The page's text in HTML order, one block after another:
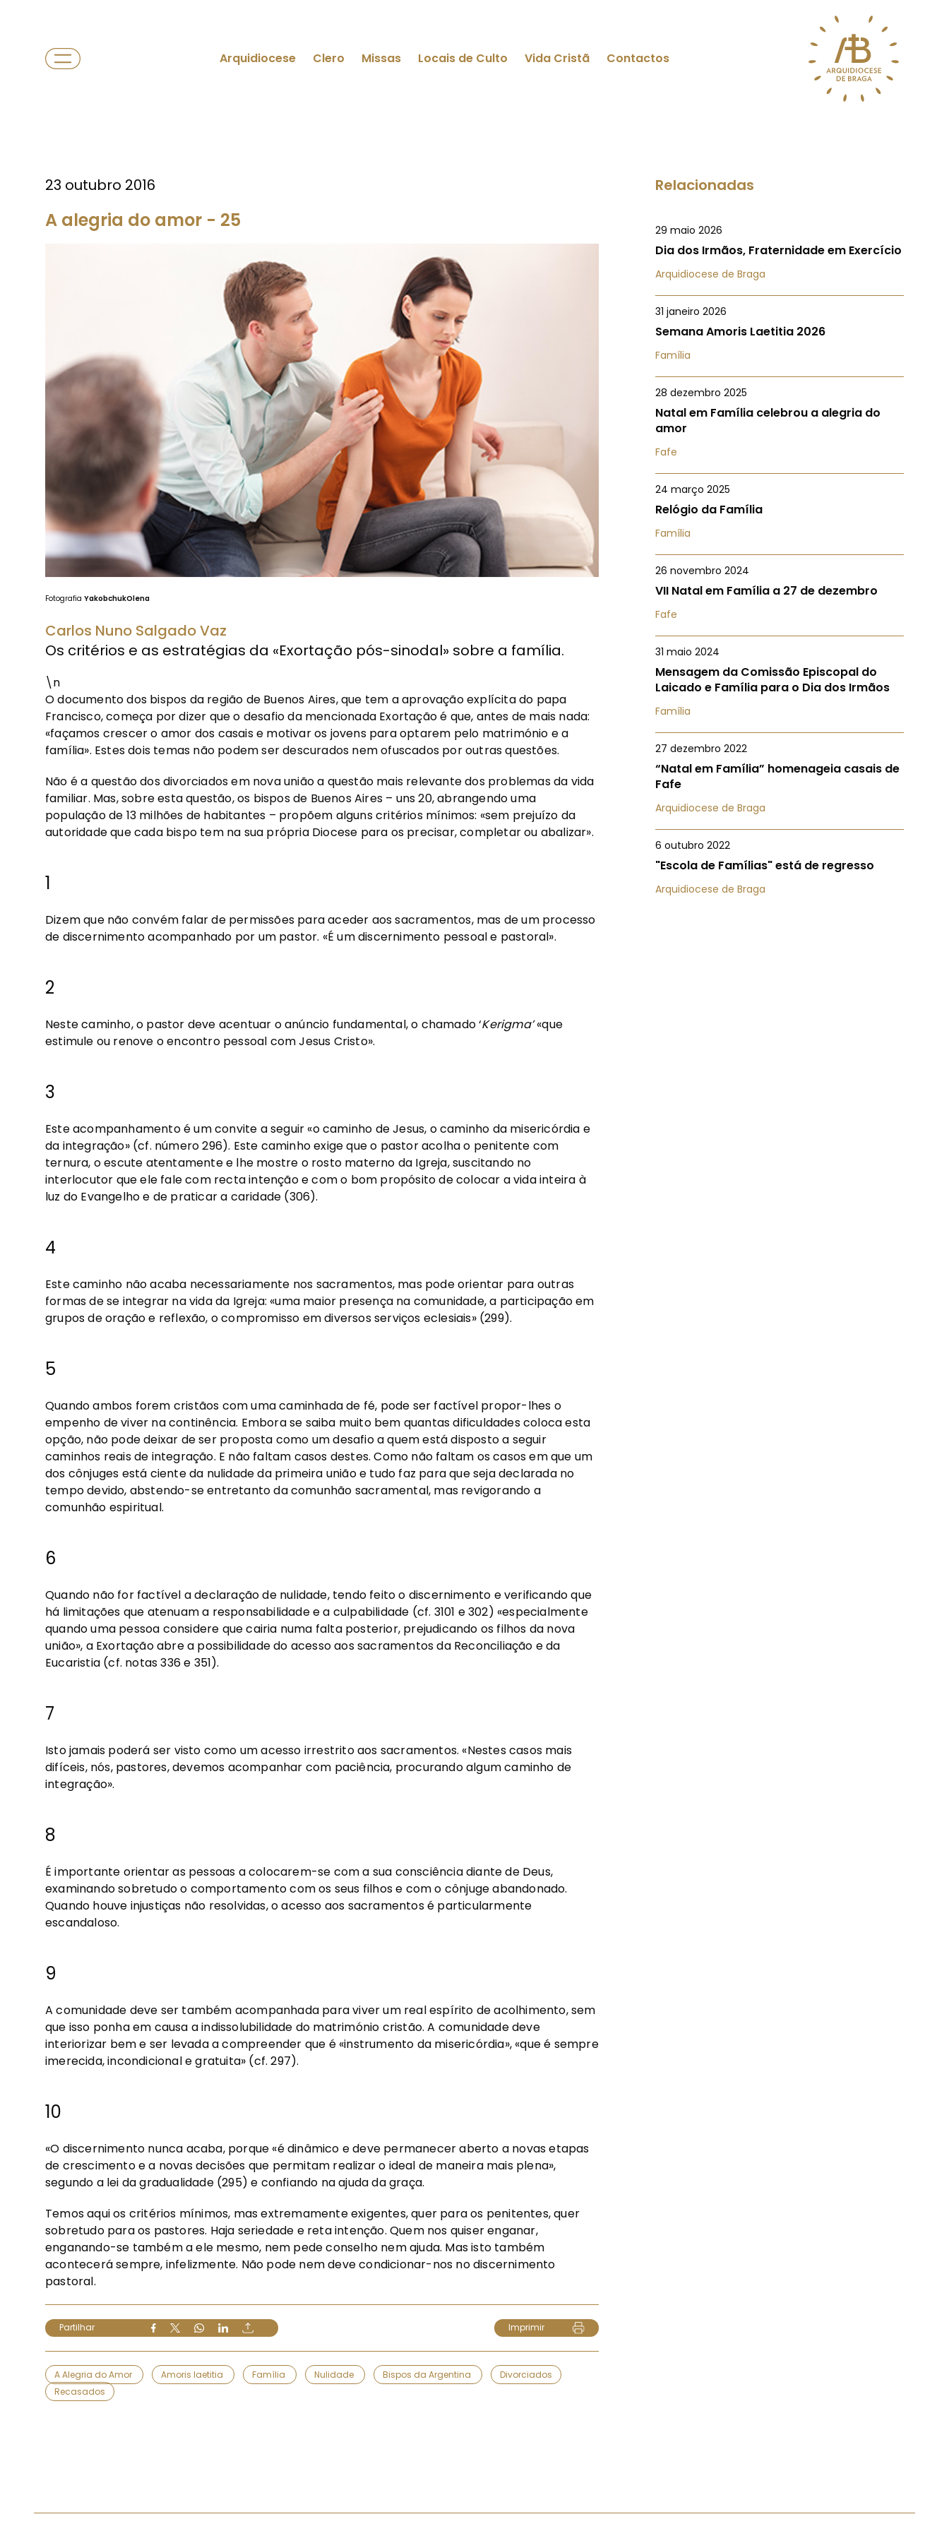
Arquidiocese Clero Missas Locais de Culto Vida Cristã Contactos
23 outubro 2016
A alegria do amor - 25
Fotografia YakobchukOlena
Carlos Nuno Salgado Vaz
Os critérios e as estratégias da «Exortação pós-sinodal» sobre a família.
\n
O documento dos bispos da região de Buenos Aires, que tem a aprovação explícita do papa
Francisco, começa por dizer que o desafio da mencionada Exortação é que, antes de mais nada:
«façamos crescer o amor dos casais e motivar os jovens para optarem pelo matrimónio e a
família». Estes dois temas não podem ser descurados nem ofuscados por outras questões.
Não é a questão dos divorciados em nova união a questão mais relevante dos problemas da vida
familiar. Mas, sobre esta questão, os bispos de Buenos Aires – uns 20, abrangendo uma
população de 13 milhões de habitantes – propõem alguns critérios mínimos: «sem prejuízo da
autoridade que cada bispo tem na sua própria Diocese para os precisar, completar ou abalizar».
1
Dizem que não convém falar de permissões para aceder aos sacramentos, mas de um processo
de discernimento acompanhado por um pastor. «É um discernimento pessoal e pastoral».
2
Neste caminho, o pastor deve acentuar o anúncio fundamental, o chamado ‘Kerigma’«que
estimule ou renove o encontro pessoal com Jesus Cristo».
3
Este acompanhamento é um convite a seguir «o caminho de Jesus, o caminho da misericórdia e
da integração» (cf. número 296). Este caminho exige que o pastor acolha o penitente com
ternura, o escute atentamente e lhe mostre o rosto materno da Igreja, suscitando no
interlocutor que ele fale com recta intenção e com o bom propósito de colocar a vida inteira à
luz do Evangelho e de praticar a caridade (306).
4
Este caminho não acaba necessariamente nos sacramentos, mas pode orientar para outras
formas de se integrar na vida da Igreja: «uma maior presença na comunidade, a participação em
grupos de oração e reflexão, o compromisso em diversos serviços eclesiais» (299).
5
Quando ambos forem cristãos com uma caminhada de fé, pode ser factível propor-lhes o
empenho de viver na continência. Embora se saiba muito bem quantas dificuldades coloca esta
opção, não pode deixar de ser proposta como um desafio a quem está disposto a seguir
caminhos reais de integração. E não faltam casos destes. Como não faltam os casos em que um
dos cônjuges está ciente da nulidade da primeira união e tudo faz para que seja declarada no
tempo devido, abstendo-se entretanto da comunhão sacramental, mas revigorando a
comunhão espiritual.
6
Quando não for factível a declaração de nulidade, tendo feito o discernimento e verificando que
há limitações que atenuam a responsabilidade e a culpabilidade (cf. 3101 e 302) «especialmente
quando uma pessoa considere que cairia numa falta posterior, prejudicando os filhos da nova
união», a Exortação abre a possibilidade do acesso aos sacramentos da Reconciliação e da
Eucaristia (cf. notas 336 e 351).
7
Isto jamais poderá ser visto como um acesso irrestrito aos sacramentos. «Nestes casos mais
difíceis, nós, pastores, devemos acompanhar com paciência, procurando algum caminho de
integração».
8
É importante orientar as pessoas a colocarem-se com a sua consciência diante de Deus,
examinando sobretudo o comportamento com os seus filhos e com o cônjuge abandonado.
Quando houve injustiças não resolvidas, o acesso aos sacramentos é particularmente
escandaloso.
9
A comunidade deve ser também acompanhada para viver um real espírito de acolhimento, sem
que isso ponha em causa a indissolubilidade do matrimónio cristão. A comunidade deve
interiorizar bem e ser levada a compreender que é «instrumento da misericórdia», «que é sempre
imerecida, incondicional e gratuita» (cf. 297).
10
«O discernimento nunca acaba, porque «é dinâmico e deve permanecer aberto a novas etapas
de crescimento e a novas decisões que permitam realizar o ideal de maneira mais plena»,
segundo a lei da gradualidade (295) e confiando na ajuda da graça.
Temos aqui os critérios mínimos, mas extremamente exigentes, quer para os penitentes, quer
sobretudo para os pastores. Haja seriedade e reta intenção. Quem nos quiser enganar,
enganando-se também a ele mesmo, nem pede conselho nem ajuda. Mas isto também
acontecerá sempre, infelizmente. Não pode nem deve condicionar-nos no discernimento
pastoral.
Partilhar Imprimir
A Alegria do Amor Amoris laetitia Família Nulidade Bispos da Argentina
Divorciados
Recasados
Relacionadas
29 maio 2026
Dia dos Irmãos, Fraternidade em Exercício
Arquidiocese de Braga
31 janeiro 2026
Semana Amoris Laetitia 2026
Família
28 dezembro 2025
Natal em Família celebrou a alegria do
amor
Fafe
24 março 2025
Relógio da Família
Família
26 novembro 2024
VII Natal em Família a 27 de dezembro
Fafe
31 maio 2024
Mensagem da Comissão Episcopal do
Laicado e Família para o Dia dos Irmãos
Família
27 dezembro 2022
“Natal em Família” homenageia casais de
Fafe
Arquidiocese de Braga
6 outubro 2022
"Escola de Famílias" está de regresso
Arquidiocese de Braga